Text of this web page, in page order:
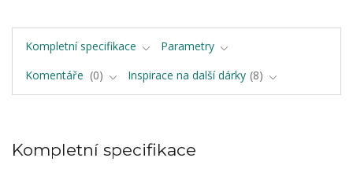
Kompletní specifikace
Parametry
Komentáře
0 Inspirace na další dárky 8
Kompletní specifikace